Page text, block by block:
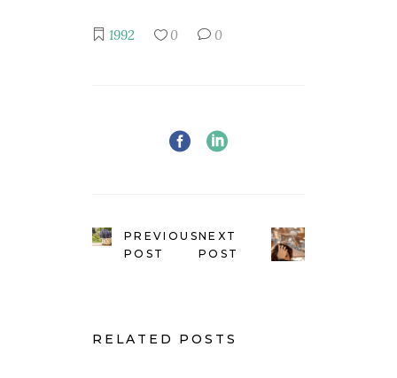
1992 0 0
PREVIOUS
POST
NEXT
POST
RELATED POSTS